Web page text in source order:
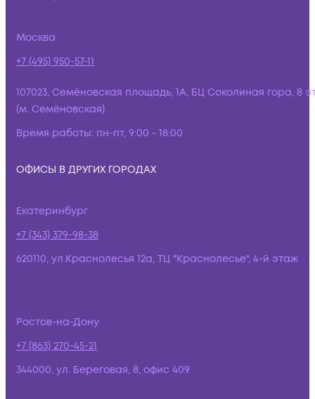
Москва
+7 (495) 950-57-11
107023, Семёновская площадь, 1А, БЦ Соколиная гора, 8
(м. Семёновская)
Время работы: пн-пт, 9:00 - 18:00
ОФИСЫ В ДРУГИХ ГОРОДАХ
Екатеринбург
+7 (343) 379-98-38
620110, ул.Краснолесья 12а, ТЦ "Краснолесье", 4-й этаж
Ростов-на-Дону
+7 (863) 270-45-21
344000, ул. Береговая, 8, офис 409